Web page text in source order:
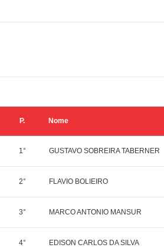
P. Nome
1° GUSTAVO SOBREIRA TABERNER
2° FLAVIO BOLIEIRO
3° MARCO ANTONIO MANSUR
4° EDISON CARLOS DA SILVA